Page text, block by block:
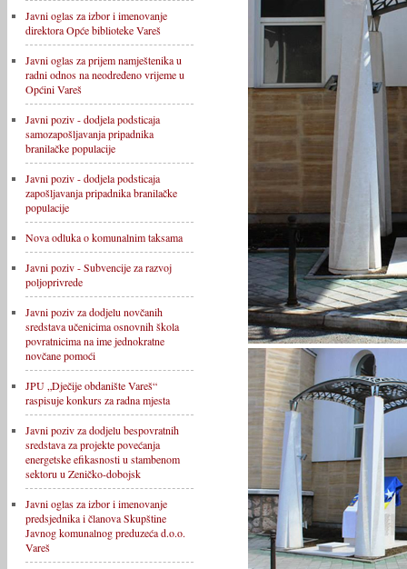
Javni oglas za izbor i imenovanje
direktora Opće biblioteke Vareš
Javni oglas za prijem namještenika u
radni odnos na neodređeno vrijeme u
Općini Vareš
Javni poziv - dodjela podsticaja
samozapošljavanja pripadnika
branilačke populacije
Javni poziv - dodjela podsticaja
zapošljavanja pripadnika branilačke
populacije
Nova odluka o komunalnim taksama
Javni poziv - Subvencije za razvoj
poljoprivrede
Javni poziv za dodjelu novčanih
sredstava učenicima osnovnih škola
povratnicima na ime jednokratne
novčane pomoći
JPU „Dječije obdanište Vareš“
raspisuje konkurs za radna mjesta
Javni poziv za dodjelu bespovratnih
sredstava za projekte povećanja
energetske efikasnosti u stambenom
sektoru u Zeničko-dobojsk
Javni oglas za izbor i imenovanje
predsjednika i članova Skupštine
Javnog komunalnog preduzeća d.o.o.
Vareš